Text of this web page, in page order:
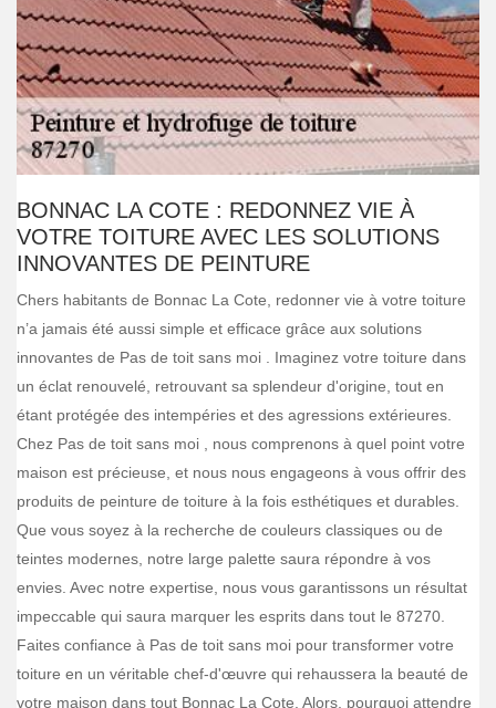
BONNAC LA COTE : REDONNEZ VIE À
VOTRE TOITURE AVEC LES SOLUTIONS
INNOVANTES DE PEINTURE
Chers habitants de Bonnac La Cote, redonner vie à votre toiture
n’a jamais été aussi simple et efficace grâce aux solutions
innovantes de Pas de toit sans moi . Imaginez votre toiture dans
un éclat renouvelé, retrouvant sa splendeur d'origine, tout en
étant protégée des intempéries et des agressions extérieures.
Chez Pas de toit sans moi , nous comprenons à quel point votre
maison est précieuse, et nous nous engageons à vous offrir des
produits de peinture de toiture à la fois esthétiques et durables.
Que vous soyez à la recherche de couleurs classiques ou de
teintes modernes, notre large palette saura répondre à vos
envies. Avec notre expertise, nous vous garantissons un résultat
impeccable qui saura marquer les esprits dans tout le 87270.
Faites confiance à Pas de toit sans moi pour transformer votre
toiture en un véritable chef-d'œuvre qui rehaussera la beauté de
votre maison dans tout Bonnac La Cote. Alors, pourquoi attendre